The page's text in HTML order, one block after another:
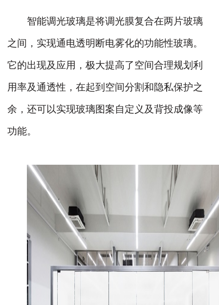
智能调光玻璃是将调光膜复合在两片玻璃
之间，实现通电透明断电雾化的功能性玻璃。
它的出现及应用，极大提高了空间合理规划利
用率及通透性，在起到空间分割和隐私保护之
余，还可以实现玻璃图案自定义及背投成像等
功能。